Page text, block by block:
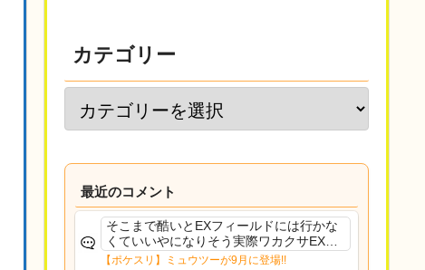
カテゴリー
最近のコメント
そこまで酷いとEXフィールドには行かな
くていいやになりそう実際ワカクサEXで
さえあんまり行ってないや
【ポケスリ】ミュウツーが9月に登場!!